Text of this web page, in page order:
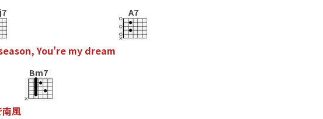
eason, You're my dream
A7
南風
Bm7